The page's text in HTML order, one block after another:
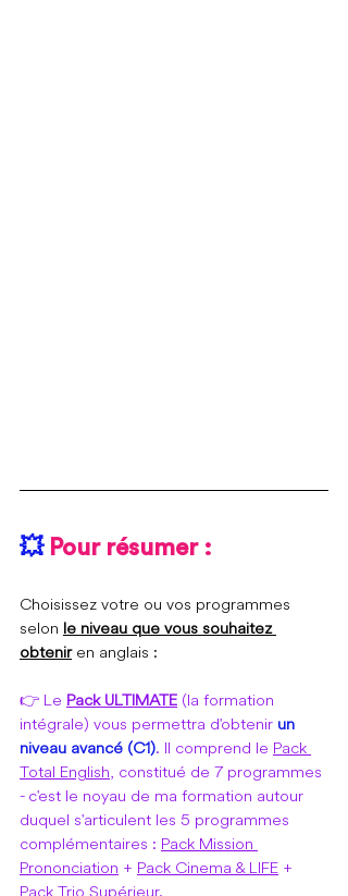
💥 Pour résumer :
Choisissez votre ou vos programmes
selon le niveau que vous souhaitez
obtenir en anglais :
👉 Le Pack ULTIMATE (la formation
intégrale) vous permettra d'obtenir un
niveau avancé (C1). Il comprend le Pack
Total English, constitué de 7 programmes
- c'est le noyau de ma formation autour
duquel s'articulent les 5 programmes
complémentaires : Pack Mission
Prononciation + Pack Cinema & LIFE +
Pack Trio Supérieur.